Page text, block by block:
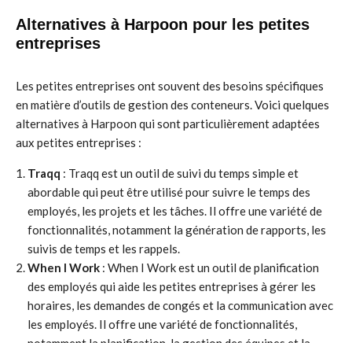
Alternatives à Harpoon pour les petites
entreprises
Les petites entreprises ont souvent des besoins spécifiques
en matière d’outils de gestion des conteneurs. Voici quelques
alternatives à Harpoon qui sont particulièrement adaptées
aux petites entreprises :
Traqq : Traqq est un outil de suivi du temps simple et
abordable qui peut être utilisé pour suivre le temps des
employés, les projets et les tâches. Il offre une variété de
fonctionnalités, notamment la génération de rapports, les
suivis de temps et les rappels.
When I Work : When I Work est un outil de planification
des employés qui aide les petites entreprises à gérer les
horaires, les demandes de congés et la communication avec
les employés. Il offre une variété de fonctionnalités,